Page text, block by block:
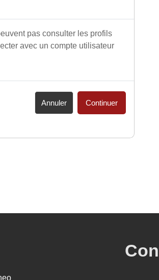
pas consulter les profils
avec un compte utilisateur
Annuler Continuer